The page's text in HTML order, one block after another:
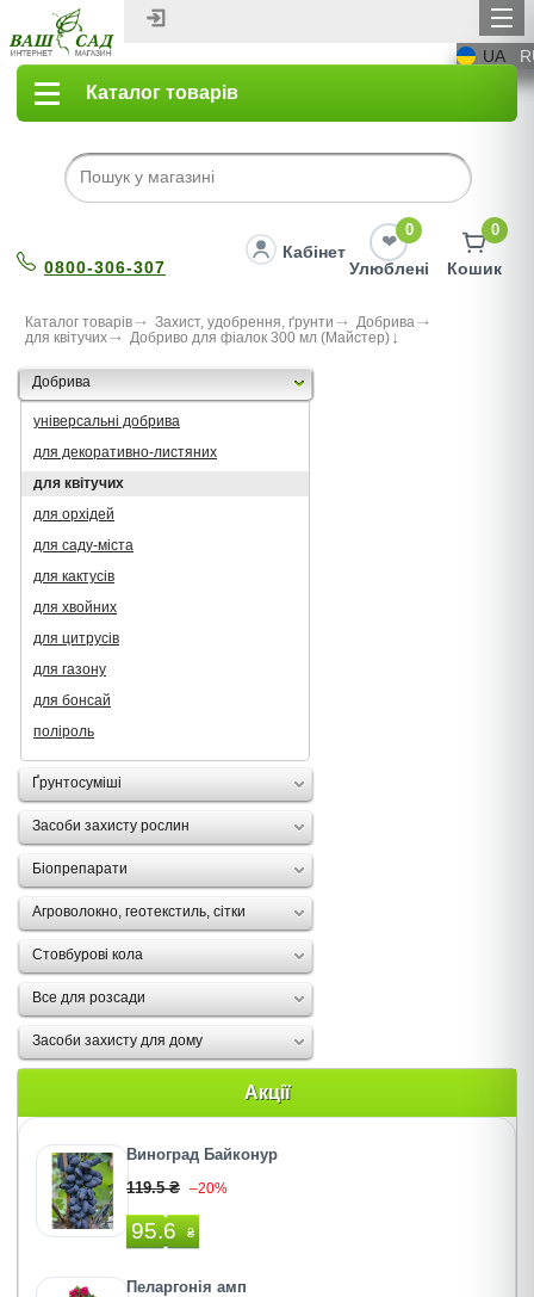
UA
Каталог товарів
0800-306-307
Кабінет
0
Улюблені
0
Кошик
Каталог товарів Захист, удобрення, ґрунти
Добрива
для квітучих
Добриво для фіалок 300 мл (Майстер)
Добрива
універсальні добрива
для декоративно-листяних
для квітучих
для орхідей
для саду-міста
для кактусів
для хвойних
для цитрусів
для газону
для бонсай
поліроль
Ґрунтосуміші
Засоби захисту рослин
Біопрепарати
Агроволокно, геотекстиль, сітки
Стовбурові кола
Все для розсади
Засоби захисту для дому
Акції
Виноград Байконур
119.5 ₴ –20%
95.6 ₴
Пеларгонія амп